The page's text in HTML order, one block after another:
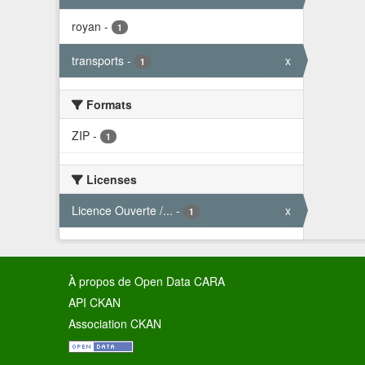
royan - 1
transports - 1 x
Formats
ZIP - 1
Licenses
Licence Ouverte /... - 1 x
À propos de Open Data CARA
API CKAN
Association CKAN